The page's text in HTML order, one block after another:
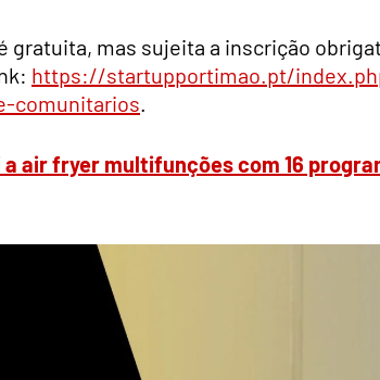
gratuita, mas sujeita a inscrição
https://startupportimao.pt/
comunitarios
a air fryer multifunções com 16